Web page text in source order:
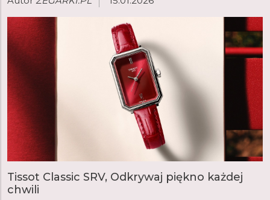
Tissot Classic SRV, Odkrywaj piękno każdej
chwili